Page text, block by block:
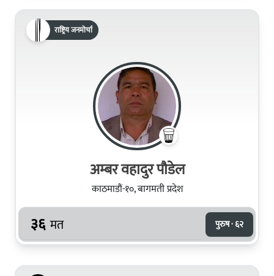
राष्ट्रिय जनमोर्चा
अम्बर वहादुर पौडेल
काठमाडौं-१०, बागमती प्रदेश
३६ मत पुरुष · ६२